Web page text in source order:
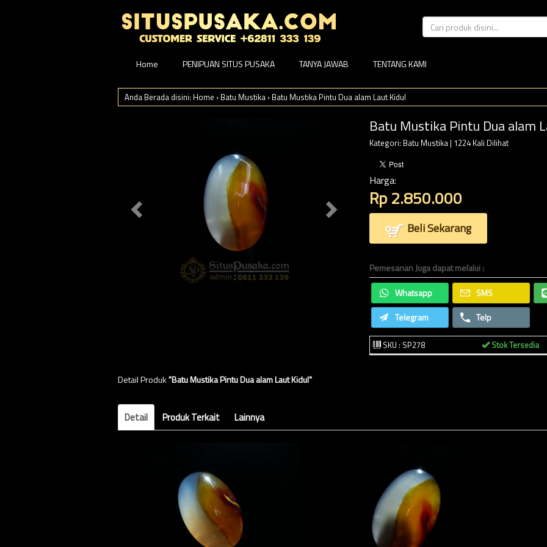
Home PENIPUAN SITUS PUSAKA TANYA JAWAB TENTANG KAMI
Anda Berada disini: Home › Batu Mustika › Batu Mustika Pintu Dua alam Laut Kidul
Batu Mustika Pintu Dua alam
Kategori: Batu Mustika| 1224 Kali Dilihat
Harga:
Rp 2.850.000
Beli Sekarang
Pemesanan Juga dapat melalui :
Whatsapp
SMS
Telegram
Telp
SKU : SP278 Stok Tersedia
Detail Produk"Batu Mustika Pintu Dua alam Laut Kidul"
Detail Produk Terkait Lainnya